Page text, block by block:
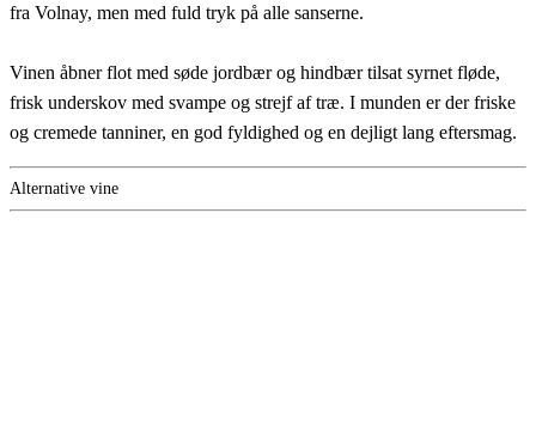
fra Volnay, men med fuld tryk på alle sanserne.
Vinen åbner flot med søde jordbær og hindbær tilsat syrnet fløde,
frisk underskov med svampe og strejf af træ. I munden er der friske
og cremede tanniner, en god fyldighed og en dejligt lang eftersmag.
Alternative vine